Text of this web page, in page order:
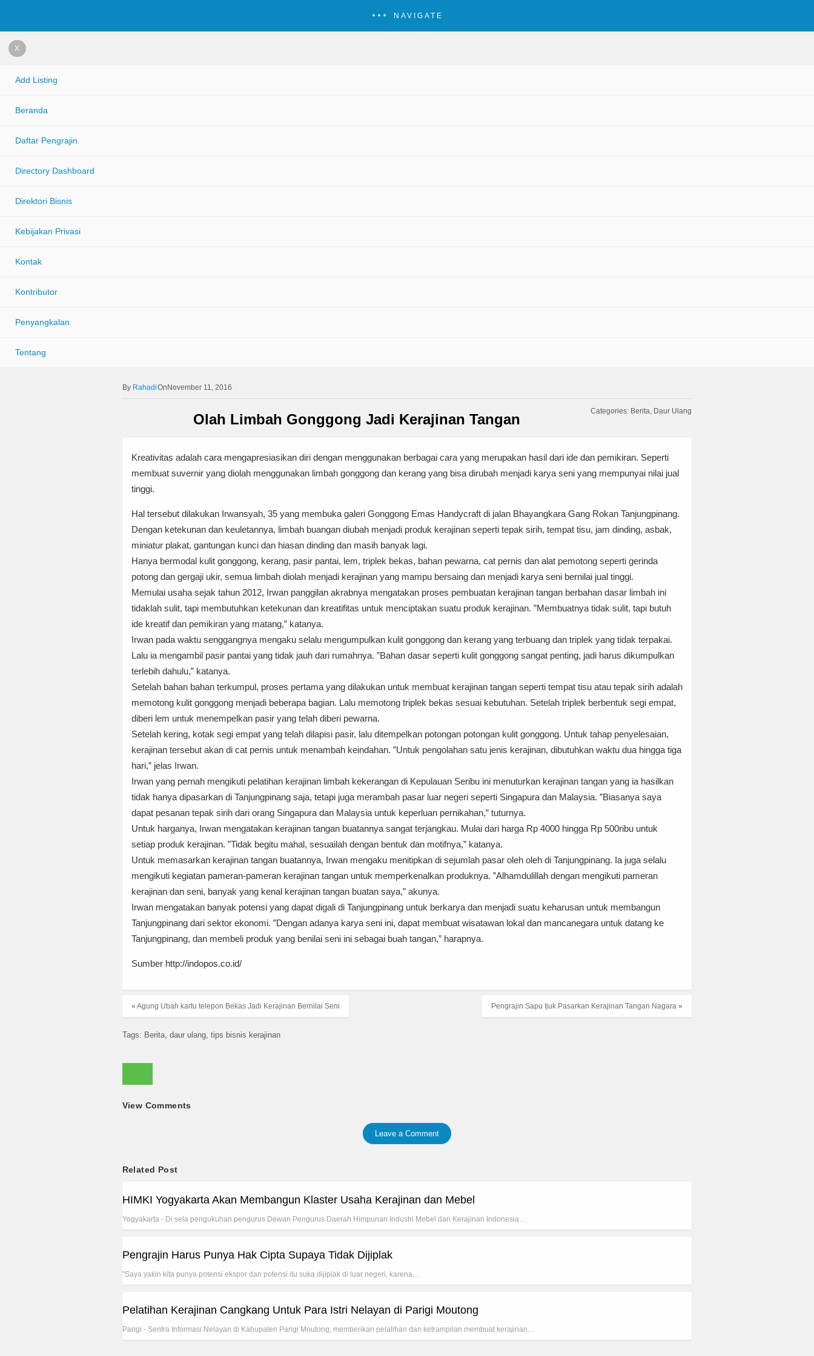
NAVIGATE
X
Add Listing
Beranda
Daftar Pengrajin
Directory Dashboard
Direktori Bisnis
Kebijakan Privasi
Kontak
Kontributor
Penyangkalan
Tentang
RahadiOnNovember 11, 2016
Categories: Berita Daur Ulang
Olah Limbah Gonggong Jadi Kerajinan Tangan
Kreativitas adalah cara mengapresiasikan diri dengan menggunakan berbagai cara yang merupakan hasil dari ide dan pemikiran. Seperti
membuat suvernir yang diolah menggunakan limbah gonggong dan kerang yang bisa dirubah menjadi karya seni yang mempunyai nilai jual
tinggi.
Hal tersebut dilakukan Irwansyah, 35 yang membuka galeri Gonggong Emas Handycraft di jalan Bhayangkara Gang Rokan Tanjungpinang.
Dengan ketekunan dan keuletannya, limbah buangan diubah menjadi produk kerajinan seperti tepak sirih, tempat tisu, jam dinding, asbak,
miniatur plakat, gantungan kunci dan hiasan dinding dan masih banyak lagi.
Hanya bermodal kulit gonggong, kerang, pasir pantai, lem, triplek bekas, bahan pewarna, cat pernis dan alat pemotong seperti gerinda
potong dan gergaji ukir, semua limbah diolah menjadi kerajinan yang mampu bersaing dan menjadi karya seni bernilai jual tinggi.
Memulai usaha sejak tahun 2012, Irwan panggilan akrabnya mengatakan proses pembuatan kerajinan tangan berbahan dasar limbah ini
tidaklah sulit, tapi membutuhkan ketekunan dan kreatifitas untuk menciptakan suatu produk kerajinan. ”Membuatnya tidak sulit, tapi butuh
ide kreatif dan pemikiran yang matang,” katanya.
Irwan pada waktu senggangnya mengaku selalu mengumpulkan kulit gonggong dan kerang yang terbuang dan triplek yang tidak terpakai.
Lalu ia mengambil pasir pantai yang tidak jauh dari rumahnya. ”Bahan dasar seperti kulit gonggong sangat penting, jadi harus dikumpulkan
terlebih dahulu,” katanya.
Setelah bahan bahan terkumpul, proses pertama yang dilakukan untuk membuat kerajinan tangan seperti tempat tisu atau tepak sirih adalah
memotong kulit gonggong menjadi beberapa bagian. Lalu memotong triplek bekas sesuai kebutuhan. Setelah triplek berbentuk segi empat,
diberi lem untuk menempelkan pasir yang telah diberi pewarna.
Setelah kering, kotak segi empat yang telah dilapisi pasir, lalu ditempelkan potongan potongan kulit gonggong. Untuk tahap penyelesaian,
kerajinan tersebut akan di cat pernis untuk menambah keindahan. ”Untuk pengolahan satu jenis kerajinan, dibutuhkan waktu dua hingga tiga
hari,” jelas Irwan.
Irwan yang pernah mengikuti pelatihan kerajinan limbah kekerangan di Kepulauan Seribu ini menuturkan kerajinan tangan yang ia hasilkan
tidak hanya dipasarkan di Tanjungpinang saja, tetapi juga merambah pasar luar negeri seperti Singapura dan Malaysia. ”Biasanya saya
dapat pesanan tepak sirih dari orang Singapura dan Malaysia untuk keperluan pernikahan,” tuturnya.
Untuk harganya, Irwan mengatakan kerajinan tangan buatannya sangat terjangkau. Mulai dari harga Rp 4000 hingga Rp 500ribu untuk
setiap produk kerajinan. ”Tidak begitu mahal, sesuailah dengan bentuk dan motifnya,” katanya.
Untuk memasarkan kerajinan tangan buatannya, Irwan mengaku menitipkan di sejumlah pasar oleh oleh di Tanjungpinang. Ia juga selalu
mengikuti kegiatan pameran-pameran kerajinan tangan untuk memperkenalkan produknya. ”Alhamdulillah dengan mengikuti pameran
kerajinan dan seni, banyak yang kenal kerajinan tangan buatan saya,” akunya.
Irwan mengatakan banyak potensi yang dapat digali di Tanjungpinang untuk berkarya dan menjadi suatu keharusan untuk membangun
Tanjungpinang dari sektor ekonomi. ”Dengan adanya karya seni ini, dapat membuat wisatawan lokal dan mancanegara untuk datang ke
Tanjungpinang, dan membeli produk yang benilai seni ini sebagai buah tangan,” harapnya.
Sumber http://indopos.co.id/
Pengrajin Sapu Ijuk Pasarkan Kerajinan Tangan Nagara »
« Agung Ubah kartu telepon Bekas Jadi Kerajinan Bernilai Seni
Tags: Berita daur ulang tips bisnis kerajinan
View Comments
Leave a Comment
Related Post
HIMKI Yogyakarta Akan Membangun Klaster Usaha Kerajinan dan Mebel
Yogyakarta - Di sela pengukuhan pengurus Dewan Pengurus Daerah Himpunan Industri Mebel dan Kerajinan Indonesia…
Pengrajin Harus Punya Hak Cipta Supaya Tidak Dijiplak
"Saya yakin kita punya potensi ekspor dan potensi itu suka dijiplak di luar negeri, karena…
Pelatihan Kerajinan Cangkang Untuk Para Istri Nelayan di Parigi Moutong
Parigi - Sentra Informasi Nelayan di Kabupaten Parigi Moutong, memberikan pelatihan dan ketrampilan membuat kerajinan…